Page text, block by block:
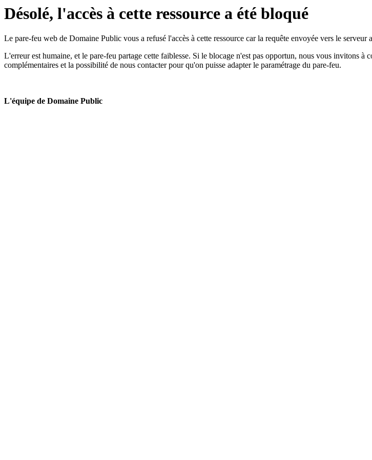
Désolé, l'accès à cette ressource a été bloqué
Le pare-feu web de Domaine Public vous a refusé l'accès à cette ressource car la requête envoyée vers le serveur
L'erreur est humaine, et le pare-feu partage cette faiblesse. Si le blocage n'est pas opportun, nous vous invitons à
complémentaires et la possibilité de nous contacter pour qu'on puisse adapter le paramétrage du pare-feu.
L'équipe de Domaine Public